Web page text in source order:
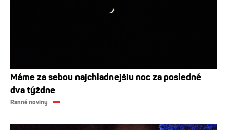
Máme za sebou najchladnejšiu noc za posledné
dva týždne
Ranné noviny